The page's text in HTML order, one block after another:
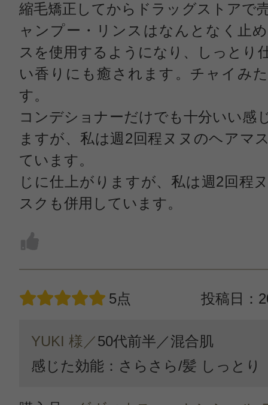
縮毛矯正してからドラッグストアで
ャンプー・リンスはなんとなく止
スを使用するようになり、しっとり
い香りにも癒されます。チャイみ
す。
コンデショナーだけでも十分いい感
ますが、私は週2回程ヌヌのヘアマ
ています。
じに仕上がりますが、私は週2回程
スクも併用しています。
5点 投稿日：
YUKI 様／50代前半／混合肌
感じた効能：さらさら/髪 しっとり